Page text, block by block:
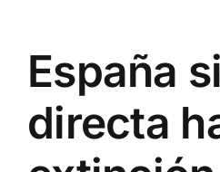
España
directa